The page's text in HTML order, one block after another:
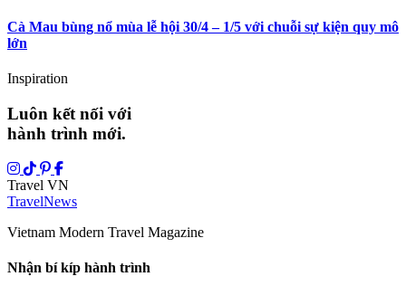
Cà Mau bùng nổ mùa lễ hội 30/4 – 1/5 với chuỗi sự kiện quy mô
lớn
Inspiration
Luôn kết nối với
hành trình mới.
Travel VN
TravelNews
Vietnam Modern Travel Magazine
Nhận bí kíp hành trình